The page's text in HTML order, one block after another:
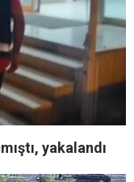
yakalandı